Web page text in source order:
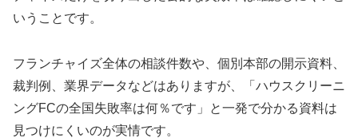
いうことです。
フランチャイズ全体の相談件数や、個別本部の開示資料、
裁判例、業界データなどはありますが、「ハウスクリーニ
ングFCの全国失敗率は何％です」と一発で分かる資料は
見つけにくいのが実情です。